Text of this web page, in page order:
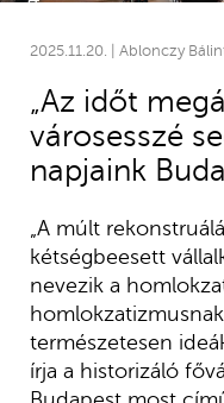
2025.11.20. | Ablonczy
„Az időt
városesszé
napjaink
„A múlt
kétségbeesett
nevezik a
természetesen
írja a historizáló